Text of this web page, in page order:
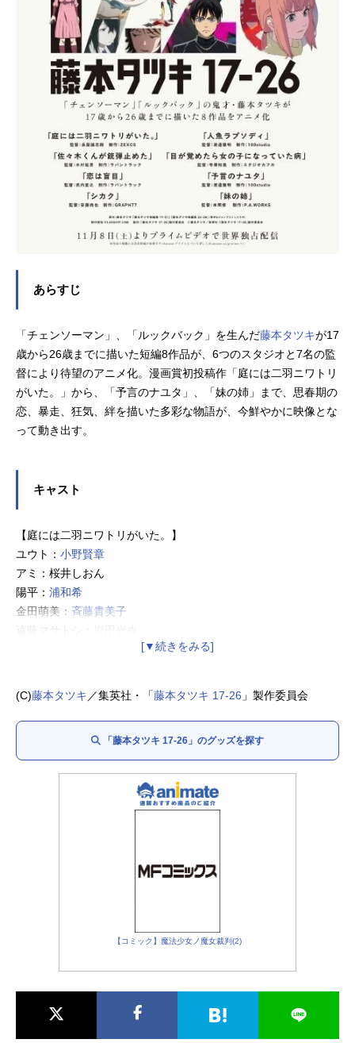
あらすじ
「チェンソーマン」、「ルックバック」を生んだ藤本タツキが17
歳から26歳までに描いた短編8作品が、6つのスタジオと7名の監
督により待望のアニメ化。漫画賞初投稿作「庭には二羽ニワトリ
がいた。」から、「予言のナユタ」、「妹の姉」まで、思春期の
恋、暴走、狂気、絆を描いた多彩な物語が、今鮮やかに映像とな
って動き出す。
キャスト
【庭には二羽ニワトリがいた。】
ユウト： 小野賢章
アミ：桜井しおん
陽平： 浦和希
金田萌美： 斉藤貴美子
遠藤マサトシ：
佐々木くん：
熊谷俊輝
川口千恵子：
安済知佳
桑野：岡野陽一
【恋は盲目】
【人魚ラプソディ】
トシヒデ：菊田千瑛
(C)藤本タツキ ／集英社・「藤本タツキ 17-26 」製作委員会
「藤本タツキ 17-26」のグッズを探す
【コミック】魔法少女ノ魔女裁判(2)